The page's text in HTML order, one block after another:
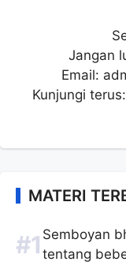
Jangan
Email:
Kunjungi terus:
MATERI
Semboyan
tentang